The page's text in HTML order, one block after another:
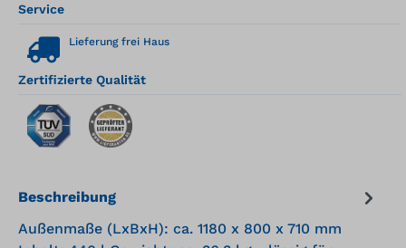
Service
Lieferung frei Haus
Zertifizierte Qualität
Beschreibung
Außenmaße (LxBxH): ca. 1180 x 800 x 710 mm